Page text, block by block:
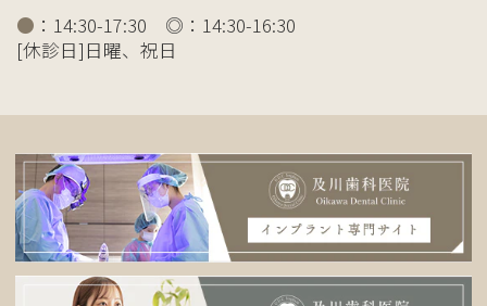
● ：14:30-17:30 ◎：14:30-16:30
[休診日]日曜、祝日